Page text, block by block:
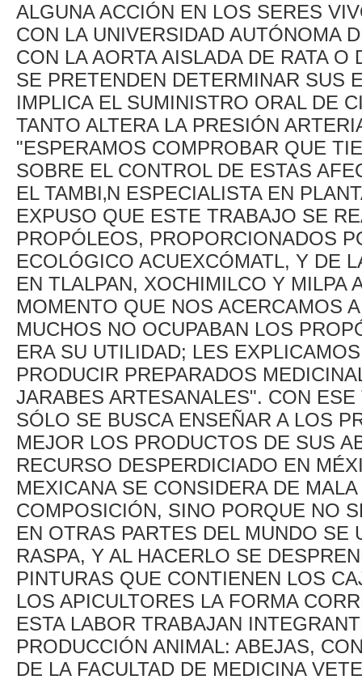
ALGUNA ACCIÓN EN LOS SERES
CON LA UNIVERSIDAD AUTÓNOMA
CON LA AORTA AISLADA DE RATA
SE PRETENDEN DETERMINAR SUS
IMPLICA EL SUMINISTRO ORAL DE
TANTO ALTERA LA PRESIÓN
"ESPERAMOS COMPROBAR QUE
SOBRE EL CONTROL DE ESTAS
EL TAMBI‚N ESPECIALISTA EN
EXPUSO QUE ESTE TRABAJO SE
PROPÓLEOS, PROPORCIONADOS
ECOLÓGICO ACUEXCÓMATL, Y DE
EN TLALPAN, XOCHIMILCO Y MILPA
MOMENTO QUE NOS ACERCAMOS
MUCHOS NO OCUPABAN LOS
ERA SU UTILIDAD; LES
PRODUCIR PREPARADOS
JARABES ARTESANALES". CON
SÓLO SE BUSCA ENSEÑAR A LOS
MEJOR LOS PRODUCTOS DE SUS
RECURSO DESPERDICIADO EN
MEXICANA SE CONSIDERA DE
COMPOSICIÓN, SINO PORQUE NO
EN OTRAS PARTES DEL MUNDO SE
RASPA, Y AL HACERLO SE
PINTURAS QUE CONTIENEN LOS
LOS APICULTORES LA FORMA
ESTA LABOR TRABAJAN
PRODUCCIÓN ANIMAL: ABEJAS,
DE LA FACULTAD DE MEDICINA